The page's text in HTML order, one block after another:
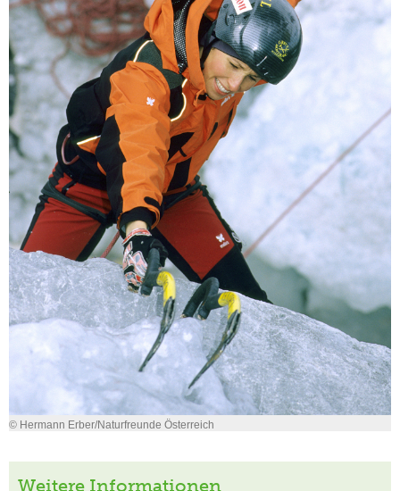
© Hermann Erber/Naturfreunde Österreich
Weitere Informationen